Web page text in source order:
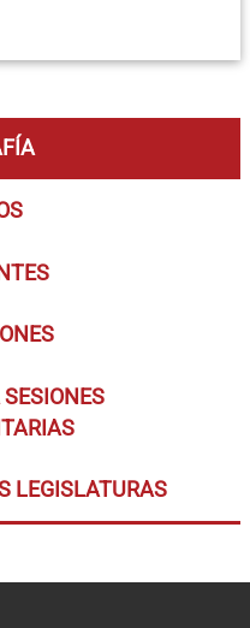
LEGISLATURAS